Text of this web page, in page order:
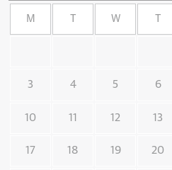
M W
3 4 5 6
10 11 12 13
17 18 19 20